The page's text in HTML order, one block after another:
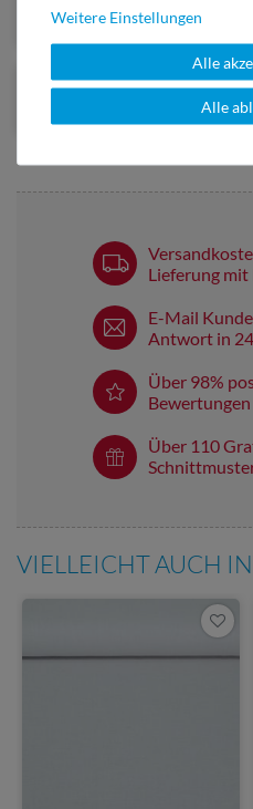
Lieferung mit
E-Mail
Antwort in
Über 98%
Bewertungen
Über 110
VIELLEICHT AUCH
Weitere Einstellungen
Alle
Alle